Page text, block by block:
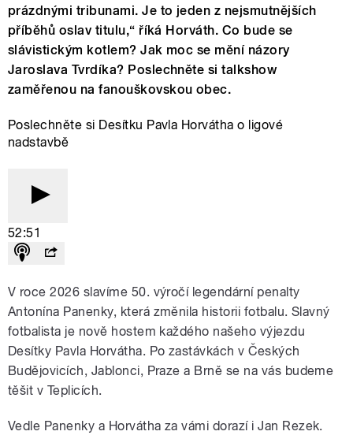
prázdnými tribunami. Je to jeden z nejsmutnějších
příběhů oslav titulu,“ říká Horváth. Co bude se
slávistickým kotlem? Jak moc se mění názory
Jaroslava Tvrdíka? Poslechněte si talkshow
zaměřenou na fanouškovskou obec.
Poslechněte si Desítku Pavla Horvátha o ligové
nadstavbě
52:51
V roce 2026 slavíme 50. výročí legendární penalty
Antonína Panenky, která změnila historii fotbalu. Slavný
fotbalista je nově hostem každého našeho výjezdu
Desítky Pavla Horvátha. Po zastávkách v Českých
Budějovicích, Jablonci, Praze a Brně se na vás budeme
těšit v Teplicích.
Vedle Panenky a Horvátha za vámi dorazí i Jan Rezek.